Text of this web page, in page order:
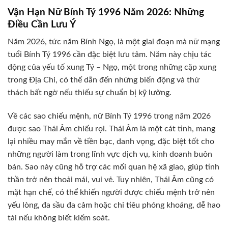
Vận Hạn Nữ Bính Tý 1996 Năm 2026: Những
Điều Cần Lưu Ý
Năm 2026, tức năm Bính Ngọ, là một giai đoạn mà nữ mạng
tuổi Bính Tý 1996 cần đặc biệt lưu tâm. Năm này chịu tác
động của yếu tố xung Tý – Ngọ, một trong những cặp xung
trong Địa Chi, có thể dẫn đến những biến động và thử
thách bất ngờ nếu thiếu sự chuẩn bị kỹ lưỡng.
Về các sao chiếu mệnh, nữ Bính Tý 1996 trong năm 2026
được sao Thái Âm chiếu rọi. Thái Âm là một cát tinh, mang
lại nhiều may mắn về tiền bạc, danh vọng, đặc biệt tốt cho
những người làm trong lĩnh vực dịch vụ, kinh doanh buôn
bán. Sao này cũng hỗ trợ các mối quan hệ xã giao, giúp tinh
thần trở nên thoải mái, vui vẻ. Tuy nhiên, Thái Âm cũng có
mặt hạn chế, có thể khiến người được chiếu mệnh trở nên
yếu lòng, đa sầu đa cảm hoặc chi tiêu phóng khoáng, dễ hao
tài nếu không biết kiểm soát.